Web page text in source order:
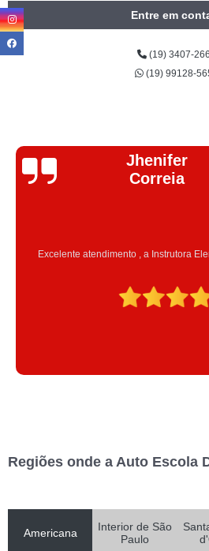
Entre em
(19) 3407-
(19) 99128-
Jhenifer
Correia
Excelente atendimento , a Instrutora
Regiões onde a Auto Escola
Americana
Interior de São
Paulo